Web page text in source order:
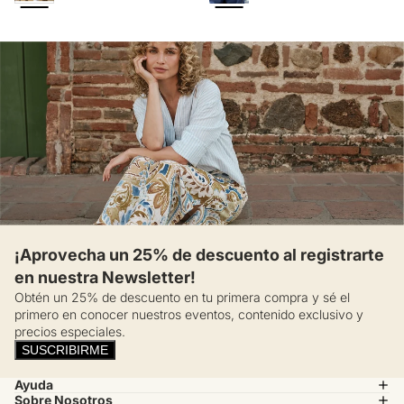
¡Aprovecha un 25% de descuento al registrarte
en nuestra Newsletter!
Obtén un 25% de descuento en tu primera compra y sé el
primero en conocer nuestros eventos, contenido exclusivo y
precios especiales.
SUSCRIBIRME
Ayuda
Sobre Nosotros